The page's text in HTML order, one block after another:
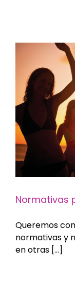
Normativas
Queremos
normativas y
en otras [...]